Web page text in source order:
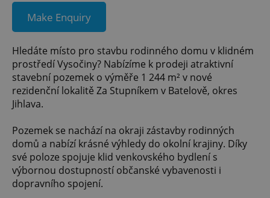
Make Enquiry
Hledáte místo pro stavbu rodinného domu v klidném
prostředí Vysočiny? Nabízíme k prodeji atraktivní
stavební pozemek o výměře 1 244 m² v nové
rezidenční lokalitě Za Stupníkem v Batelově, okres
Jihlava.
Pozemek se nachází na okraji zástavby rodinných
domů a nabízí krásné výhledy do okolní krajiny. Díky
své poloze spojuje klid venkovského bydlení s
výbornou dostupností občanské vybavenosti i
dopravního spojení.